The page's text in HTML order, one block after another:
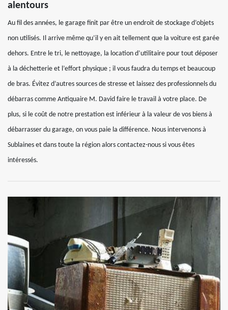
alentours
Au fil des années, le garage finit par être un endroit de stockage d’objets
non utilisés. Il arrive même qu’il y en ait tellement que la voiture est garée
dehors. Entre le tri, le nettoyage, la location d’utilitaire pour tout déposer
à la déchetterie et l’effort physique ; il vous faudra du temps et beaucoup
de bras. Évitez d’autres sources de stresse et laissez des professionnels du
débarras comme Antiquaire M. David faire le travail à votre place. De
plus, si le coût de notre prestation est inférieur à la valeur de vos biens à
débarrasser du garage, on vous paie la différence. Nous intervenons à
Sublaines et dans toute la région alors contactez-nous si vous êtes
intéressés.